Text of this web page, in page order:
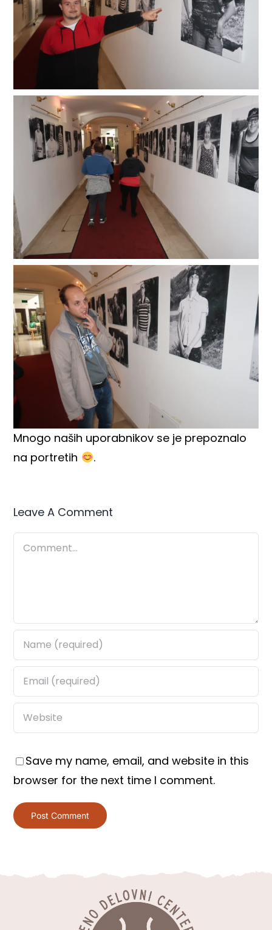
Mnogo naših uporabnikov se je prepoznalo
na portretih
.
Leave A Comment
Comment
Save my name, email, and website in this
browser for the next time I comment.